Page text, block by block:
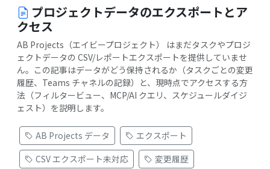
プロジェクトデータのエクスポートとア
クセス
AB Projects（エイビープロジェクト） はまだタスクやプロジ
ェクトデータの CSV/レポートエクスポートを提供していませ
ん。この記事はデータがどう保持されるか（タスクごとの変更
履歴、Teams チャネルの記録）と、現時点でアクセスする方
法（フィルタービュー、MCP/AI クエリ、スケジュールダイジ
ェスト）を説明します。
AB Projects データ
エクスポート
CSV エクスポート未対応
変更履歴